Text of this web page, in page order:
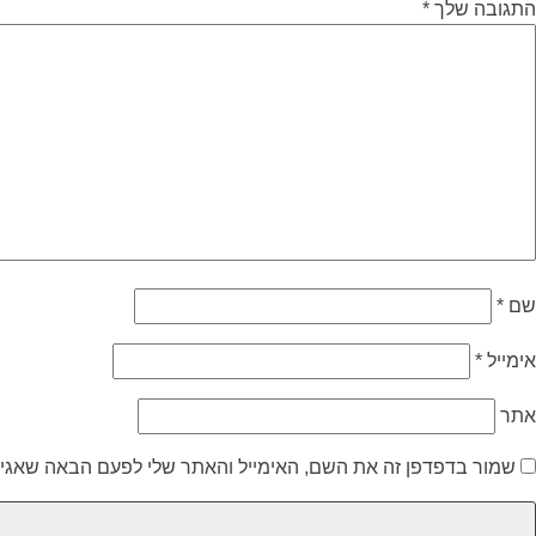
התגובה שלך *
שם *
אימייל *
אתר
שמור בדפדפן זה את השם, האימייל והאתר שלי לפעם הבאה